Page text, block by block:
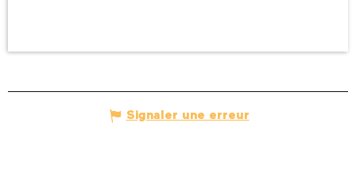
Signaler une erreur